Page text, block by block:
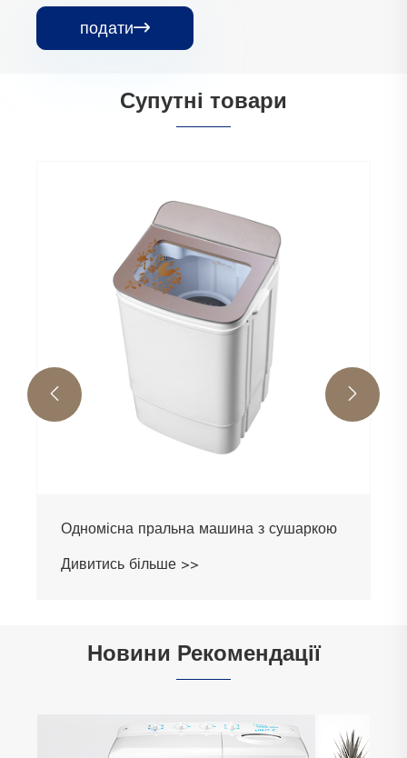
подати
Супутні товари
Одномісна пральна машина з сушаркою
Дивитись більше >>
 
Новини Рекомендації